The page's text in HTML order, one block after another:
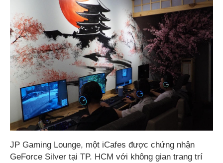
JP Gaming Lounge, một iCafes được chứng nhận
GeForce Silver tại TP. HCM với không gian trang trí